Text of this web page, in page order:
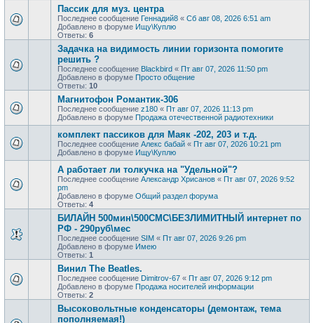
Пассик для муз. центра
Последнее сообщение Геннадий8 « Сб авг 08, 2026 6:51 am
Добавлено в форуме Ищу\Куплю
Ответы: 6
Задачка на видимость линии горизонта помогите
решить ?
Последнее сообщение Blackbird « Пт авг 07, 2026 11:50 pm
Добавлено в форуме Просто общение
Ответы: 10
Магнитофон Романтик-306
Последнее сообщение z180 « Пт авг 07, 2026 11:13 pm
Добавлено в форуме Продажа отечественной радиотехники
комплект пассиков для Маяк -202, 203 и т.д.
Последнее сообщение Алекс бабай « Пт авг 07, 2026 10:21 pm
Добавлено в форуме Ищу\Куплю
А работает ли толкучка на "Удельной"?
Последнее сообщение Александр Хрисанов « Пт авг 07, 2026 9:52
pm
Добавлено в форуме Общий раздел форума
Ответы: 4
БИЛАЙН 500мин\500СМС\БЕЗЛИМИТНЫЙ интернет по
РФ - 290руб\мес
Последнее сообщение SIM « Пт авг 07, 2026 9:26 pm
Добавлено в форуме Имею
Ответы: 1
Винил The Beatles.
Последнее сообщение Dimitrov-67 « Пт авг 07, 2026 9:12 pm
Добавлено в форуме Продажa носителей информации
Ответы: 2
Высоковольтные конденсаторы (демонтаж, тема
пополняемая!)